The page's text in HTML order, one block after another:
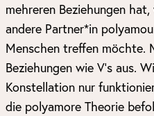
mehreren Beziehungen
andere Partner*in
Menschen treffen möchte.
Beziehungen wie V’s aus.
Konstellation nur
die polyamore Theorie